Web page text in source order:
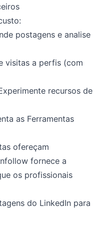
postagens e analise
visitas a perfis (com
recursos de
as Ferramentas
ofereçam
fornece a
os profissionais
do LinkedIn para